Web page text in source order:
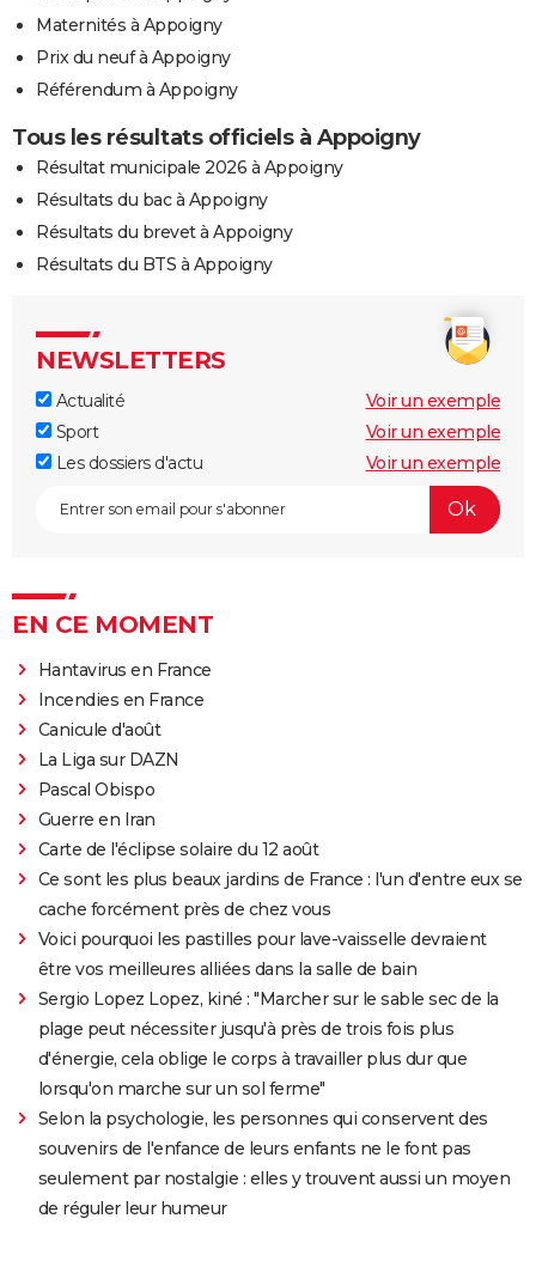
Maternités à Appoigny
Prix du neuf à Appoigny
Référendum à Appoigny
Tous les résultats officiels à Appoigny
Résultat municipale 2026 à Appoigny
Résultats du bac à Appoigny
Résultats du brevet à Appoigny
Résultats du BTS à Appoigny
NEWSLETTERS
Actualité
Voir un exemple
Sport
Voir un exemple
Les dossiers d'actu
Voir un exemple
EN CE MOMENT
Hantavirus en France
Incendies en France
Canicule d'août
La Liga sur DAZN
Pascal Obispo
Guerre en Iran
Carte de l'éclipse solaire du 12 août
Ce sont les plus beaux jardins de France : l'un d'entre eux se
cache forcément près de chez vous
Voici pourquoi les pastilles pour lave-vaisselle devraient
être vos meilleures alliées dans la salle de bain
Sergio Lopez Lopez, kiné : "Marcher sur le sable sec de la
plage peut nécessiter jusqu'à près de trois fois plus
d'énergie, cela oblige le corps à travailler plus dur que
lorsqu'on marche sur un sol ferme"
Selon la psychologie, les personnes qui conservent des
souvenirs de l'enfance de leurs enfants ne le font pas
seulement par nostalgie : elles y trouvent aussi un moyen
de réguler leur humeur